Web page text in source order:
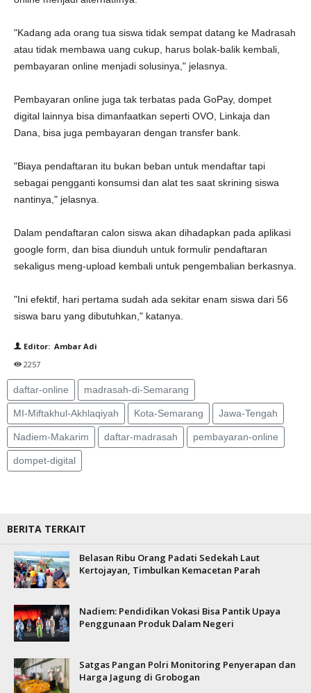
"Kadang ada orang tua siswa tidak sempat datang ke Madrasah
atau tidak membawa uang cukup, harus bolak-balik kembali,
pembayaran online menjadi solusinya," jelasnya.
Pembayaran online juga tak terbatas pada GoPay, dompet
digital lainnya bisa dimanfaatkan seperti OVO, Linkaja dan
Dana, bisa juga pembayaran dengan transfer bank.
"Biaya pendaftaran itu bukan beban untuk mendaftar tapi
sebagai pengganti konsumsi dan alat tes saat skrining siswa
nantinya," jelasnya.
Dalam pendaftaran calon siswa akan dihadapkan pada aplikasi
google form, dan bisa diunduh untuk formulir pendaftaran
sekaligus meng-upload kembali untuk pengembalian berkasnya.
"Ini efektif, hari pertama sudah ada sekitar enam siswa dari 56
siswa baru yang dibutuhkan," katanya.
Editor: Ambar Adi
2257
daftar-online madrasah-di-Semarang
MI-Miftakhul-Akhlaqiyah Kota-Semarang Jawa-Tengah
Nadiem-Makarim daftar-madrasah pembayaran-online
dompet-digital
BERITA TERKAIT
Belasan Ribu Orang Padati Sedekah Laut
Kertojayan, Timbulkan Kemacetan Parah
Nadiem: Pendidikan Vokasi Bisa Pantik Upaya
Penggunaan Produk Dalam Negeri
Satgas Pangan Polri Monitoring Penyerapan dan
Harga Jagung di Grobogan